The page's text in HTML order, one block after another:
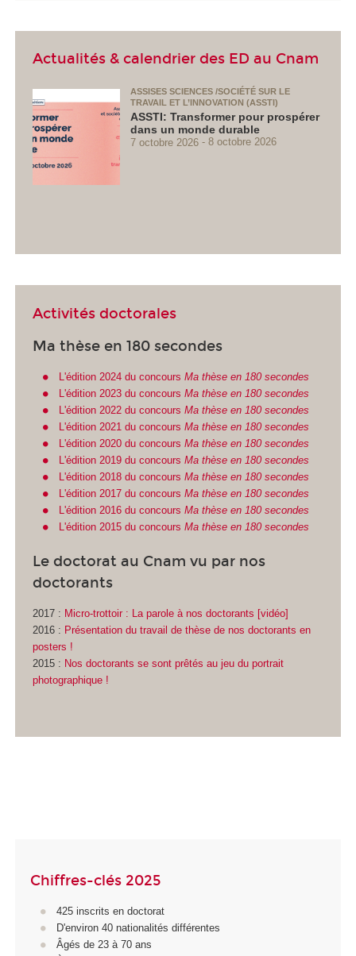
Actualités & calendrier des ED au Cnam
ASSISES SCIENCES /SOCIÉTÉ SUR LE
TRAVAIL ET L’INNOVATION (ASSTI)
ASSTI: Transformer pour prospérer
dans un monde durable
7 octobre 2026 8 octobre 2026
Activités doctorales
Ma thèse en 180 secondes
L'édition 2024 du concours Ma thèse en 180 secondes
L'édition 2023 du concours Ma thèse en 180 secondes
L'édition 2022 du concours Ma thèse en 180 secondes
L'édition 2021 du concours Ma thèse en 180 secondes
L'édition 2020 du concours Ma thèse en 180 secondes
L'édition 2019 du concours Ma thèse en 180 secondes
L'édition 2018 du concours Ma thèse en 180 secondes
L'édition 2017 du concours Ma thèse en 180 secondes
L'édition 2016 du concours Ma thèse en 180 secondes
L'édition 2015 du concours Ma thèse en 180 secondes
Le doctorat au Cnam vu par nos
doctorants
2017 : Micro-trottoir : La parole à nos doctorants [vidéo]
2016 : Présentation du travail de thèse de nos doctorants en
posters !
2015 : Nos doctorants se sont prêtés au jeu du portrait
photographique !
Chiffres-clés 2025
425 inscrits en doctorat
D'environ 40 nationalités différentes
Âgés de 23 à 70 ans